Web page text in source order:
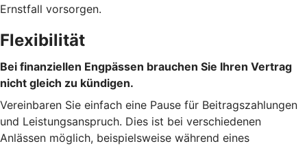
Ernstfall vorsorgen.
Flexibilität
Bei finanziellen Engpässen brauchen Sie Ihren Vertrag
nicht gleich zu kündigen.
Vereinbaren Sie einfach eine Pause für Beitragszahlungen
und Leistungsanspruch. Dies ist bei verschiedenen
Anlässen möglich, beispielsweise während eines